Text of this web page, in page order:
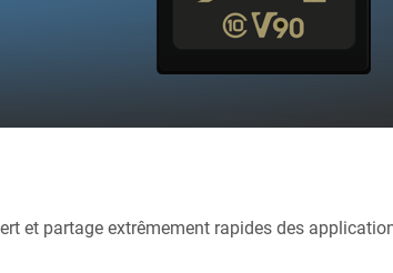
et partage extrêmement rapides des